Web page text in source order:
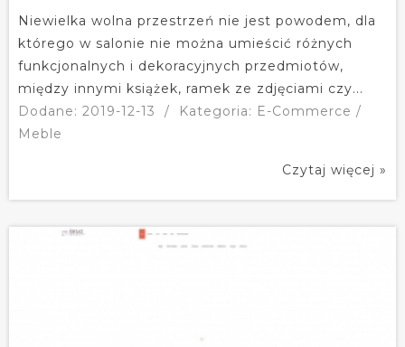
Niewielka wolna przestrzeń nie jest powodem, dla
którego w salonie nie można umieścić różnych
funkcjonalnych i dekoracyjnych przedmiotów,
między innymi książek, ramek ze zdjęciami czy...
Dodane: 2019-12-13
/
Kategoria: E-Commerce /
Meble
Czytaj więcej »